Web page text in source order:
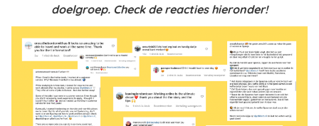
doelgroep. Check de reacties hieronder!